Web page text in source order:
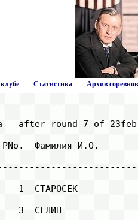
Статистика Архив
after round 7 of 23feb
PNo.  Фамилия И.О.
1  СТАРОСЕК
3  СЕЛИН